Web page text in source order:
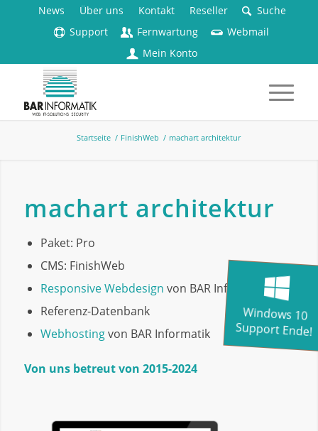
News Über uns Kontakt Reseller
Suche
Support
Fernwartung
Webmail
Mein Konto
Windows 10
Support Ende!
Startseite / FinishWeb / machart architektur
machart architektur
Paket: Pro
CMS: FinishWeb
Responsive Webdesign von BAR Informatik
Referenz-Datenbank
Webhostingvon BAR Informatik
Von uns betreut von 2015-2024